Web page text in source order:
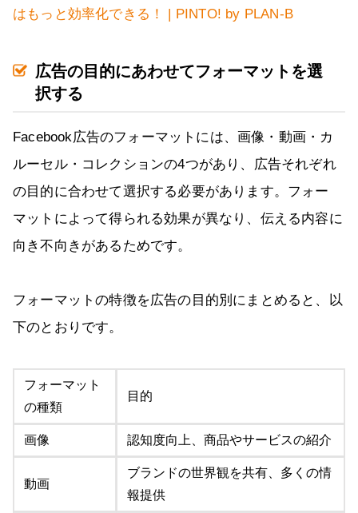
はもっと効率化できる！ | PINTO! by PLAN-B
広告の目的にあわせてフォーマットを選
択する
Facebook広告のフォーマットには、画像・動画・カ
ルーセル・コレクションの4つがあり、広告それぞれ
の目的に合わせて選択する必要があります。フォー
マットによって得られる効果が異なり、伝える内容に
向き不向きがあるためです。
フォーマットの特徴を広告の目的別にまとめると、以
下のとおりです。
フォーマット
の種類
目的
画像 認知度向上、商品やサービスの紹介
動画
ブランドの世界観を共有、多くの情
報提供